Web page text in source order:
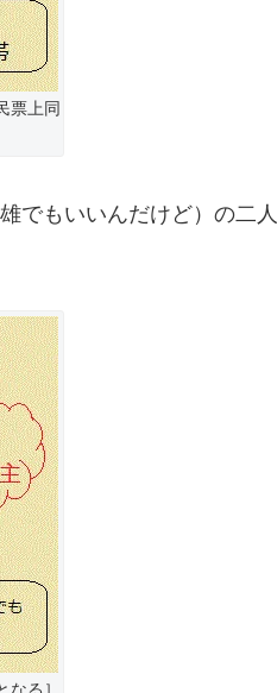
票上同
でもいいんだけど）の二
る］